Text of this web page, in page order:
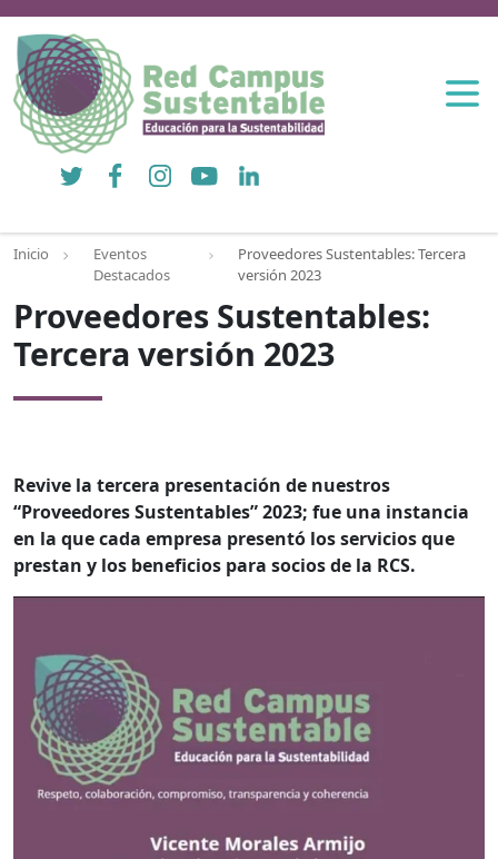
Twitter FacebookInstagramYouTubeLinkedIn
Inicio
Eventos
Destacados
Proveedores Sustentables: Tercera
versión 2023
Proveedores Sustentables:
Tercera versión 2023
Revive la tercera presentación de nuestros
“Proveedores Sustentables” 2023; fue una instancia
en la que cada empresa presentó los servicios que
prestan y los beneficios para socios de la RCS.